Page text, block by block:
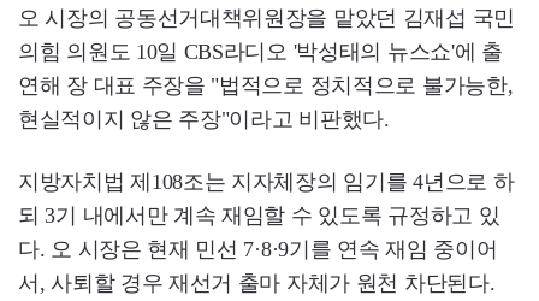
오 시장의 공동선거대책위원장을 맡았던 김재섭 국민
의힘 의원도 10일 CBS라디오 '박성태의 뉴스쇼'에 출
연해 장 대표 주장을 "법적으로 정치적으로 불가능한,
현실적이지 않은 주장"이라고 비판했다.
지방자치법 제108조는 지자체장의 임기를 4년으로 하
되 3기 내에서만 계속 재임할 수 있도록 규정하고 있
다. 오 시장은 현재 민선 7·8·9기를 연속 재임 중이어
서, 사퇴할 경우 재선거 출마 자체가 원천 차단된다.